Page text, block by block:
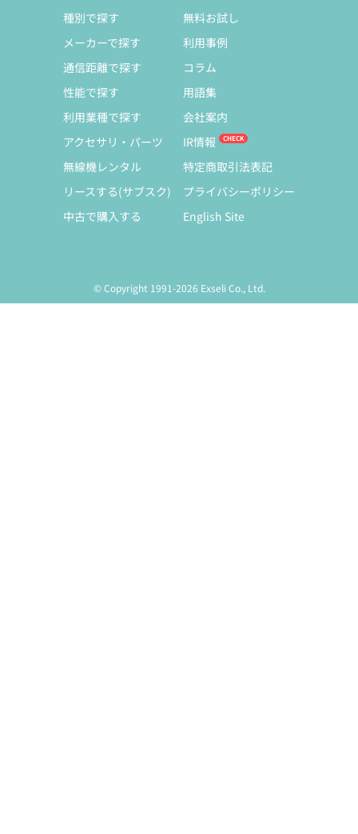
種別で探す
メーカーで探す
通信距離で探す
性能で探す
利用業種で探す
アクセサリ・パーツ
無線機レンタル
リースする(サブスク)
中古で購入する
無料お試し
利用事例
コラム
用語集
会社案内
IR情報
特定商取引法表記
プライバシーポリシー
English Site
© Copyright 1991-2026 Exseli Co., Ltd.